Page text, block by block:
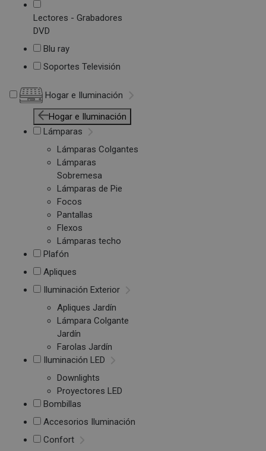
Lectores - Grabadores
DVD
Blu ray
Soportes Televisión
Hogar e Iluminación
Hogar e Iluminación
Lámparas
Lámparas Colgantes
Lámparas
Sobremesa
Lámparas de Pie
Focos
Pantallas
Flexos
Lámparas techo
Plafón
Apliques
Iluminación Exterior
Apliques Jardín
Lámpara Colgante
Jardín
Farolas Jardín
Iluminación LED
Downlights
Proyectores LED
Bombillas
Accesorios Iluminación
Confort